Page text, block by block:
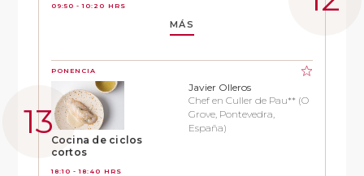
09:50 - 10:20 HRS
MÁS
PONENCIA
Cocina de ciclos
cortos
18:10 - 18:40 HRS
Javier Olleros
Chef en Culler de Pau** (O
Grove, Pontevedra,
España)